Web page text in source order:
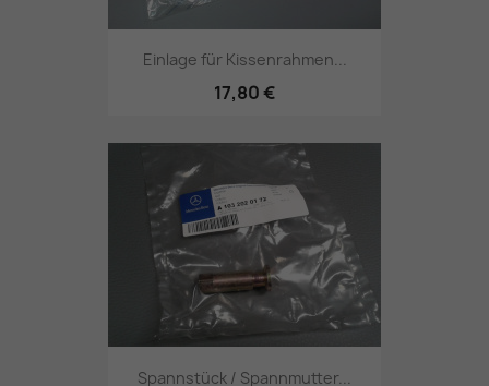
Einlage für Kissenrahmen...
17,80 €
Spannstück / Spannmutter...